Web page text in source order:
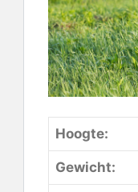
Hoogte:
Gewicht: